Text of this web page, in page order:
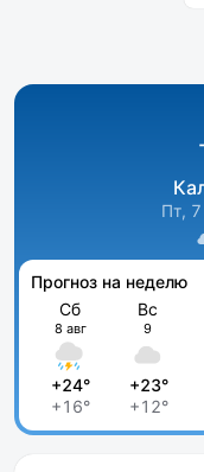
Пт,
Прогноз на неделю
Сб
8 авг
+24°
+16°
Вс
9
+23°
+12°